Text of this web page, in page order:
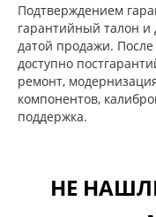
Подтверждением
гарантийный талон и
датой продажи.
доступно
ремонт,
компонентов,
поддержка.
НЕ